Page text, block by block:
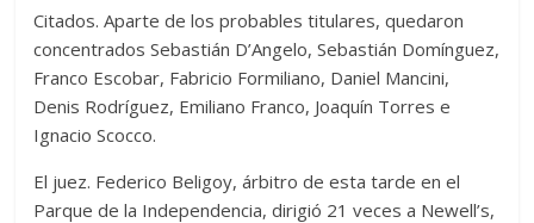
Citados. Aparte de los probables titulares, quedaron
concentrados Sebastián D’Angelo, Sebastián Domínguez,
Franco Escobar, Fabricio Formiliano, Daniel Mancini,
Denis Rodríguez, Emiliano Franco, Joaquín Torres e
Ignacio Scocco.
El juez. Federico Beligoy, árbitro de esta tarde en el
Parque de la Independencia, dirigió 21 veces a Newell’s,